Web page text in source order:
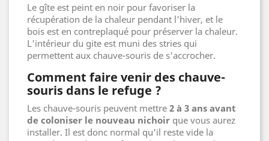
Le gîte est peint en noir pour favoriser la
récupération de la chaleur pendant l'hiver, et le
bois est en contreplaqué pour préserver la chaleur.
L'intérieur du gite est muni des stries qui
permettent aux chauve-souris de s'accrocher.
Comment faire venir des chauve-
souris dans le refuge ?
Les chauve-souris peuvent mettre 2 à 3 ans avant
de coloniser le nouveau nichoir que vous aurez
installer. Il est donc normal qu'il reste vide la